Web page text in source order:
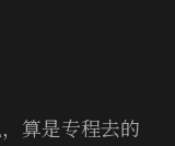
算是专程去的